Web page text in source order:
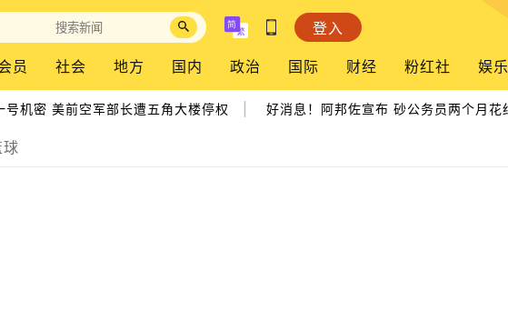
登入
员 社会 地方 国内 政治 国际 财经 粉红社 娱乐
密 美前空军部长遭五角大楼停权 | 好消息！阿邦佐宣布 砂公务员两个月花红
球